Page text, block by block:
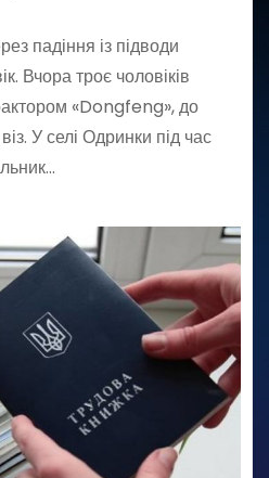
набір дівчат: до
військового
подали 10 заявок
контейнерів: у
водіям нагадали
ДТП із
17-річна дівчина
палець
падіння із підводи
Вчора троє чоловіків
«Dongfeng», до
У селі Одринки під час